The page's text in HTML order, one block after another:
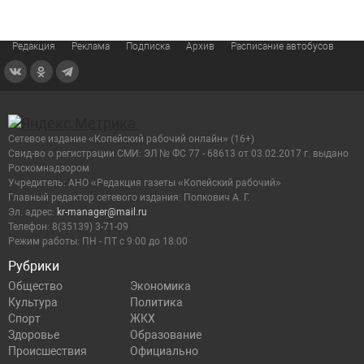
Редакция Реклама Подписка Архив Расписание автобусов
Рубрики
Общество
Экономика
Культура
Политика
Спорт
ЖКХ
Здоровье
Образование
Происшествия
Официально
Сетевое издание «Копейский рабочий онлайн» (16+)
Cвид-во о регистрации СМИ: ЭЛ № ФС 77 - 68613 от 03.02.2017 г. выдано
Роскомнадзором
Учредитель: АНО «Редакция газеты «Копейский рабочий»
Главный редактор сетевого издания: Попкович А. Г.
Эл. адрес: kr-manager@mail.ru
Телефон: 8(35139) 3-71-09
Режим работы: ПН - ПТ с 9:00 до 18:00